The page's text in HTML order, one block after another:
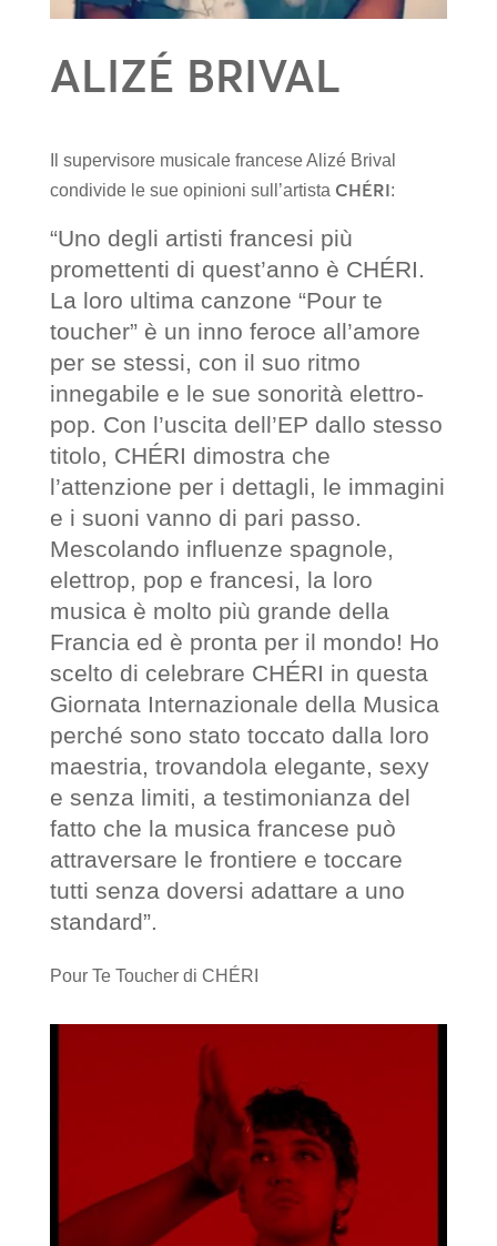
ALIZÉ BRIVAL
Il supervisore musicale francese Alizé Brival
condivide le sue opinioni sull’artista CHÉRI:
“Uno degli artisti francesi più
promettenti di quest’anno è CHÉRI.
La loro ultima canzone “Pour te
toucher” è un inno feroce all’amore
per se stessi, con il suo ritmo
innegabile e le sue sonorità elettro-
pop. Con l’uscita dell’EP dallo stesso
titolo, CHÉRI dimostra che
l’attenzione per i dettagli, le immagini
e i suoni vanno di pari passo.
Mescolando influenze spagnole,
elettrop, pop e francesi, la loro
musica è molto più grande della
Francia ed è pronta per il mondo! Ho
scelto di celebrare CHÉRI in questa
Giornata Internazionale della Musica
perché sono stato toccato dalla loro
maestria, trovandola elegante, sexy
e senza limiti, a testimonianza del
fatto che la musica francese può
attraversare le frontiere e toccare
tutti senza doversi adattare a uno
standard”.
Pour Te Toucher di CHÉRI